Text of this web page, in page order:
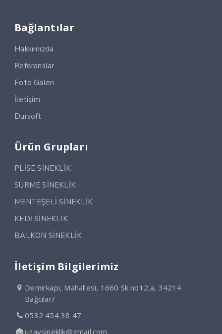
Bağlantılar
Hakkımızda
Referanslar
Foto Galeri
İletişim
Dursoft
Ürün Grupları
PLİSE SİNEKLİK
SÜRME SİNEKLİK
MENTEŞELİ SİNEKLİK
KEDİ SİNEKLİK
BALKON SİNEKLİK
İletişim Bilgilerimiz
Demirkapı, Mahallesi, 1660 Sk no12,a, 34214
Bağcılar/
0532 454 38 47
uzaysineklik@gmail.com